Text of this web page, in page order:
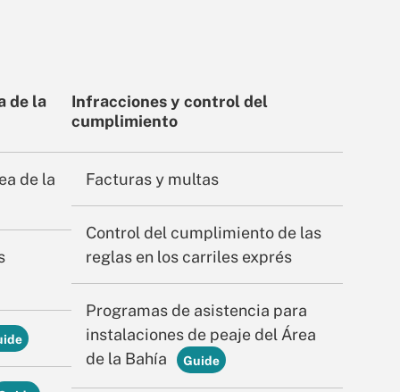
de la
de la
Infracciones y control del
cumplimiento
Facturas y multas
Control del cumplimiento de las
reglas en los carriles exprés
Programas de asistencia para
instalaciones de peaje del Área
de la Bahía